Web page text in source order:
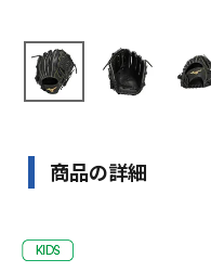
商品の詳細